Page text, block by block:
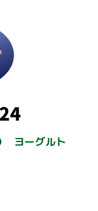
ヨーグルト